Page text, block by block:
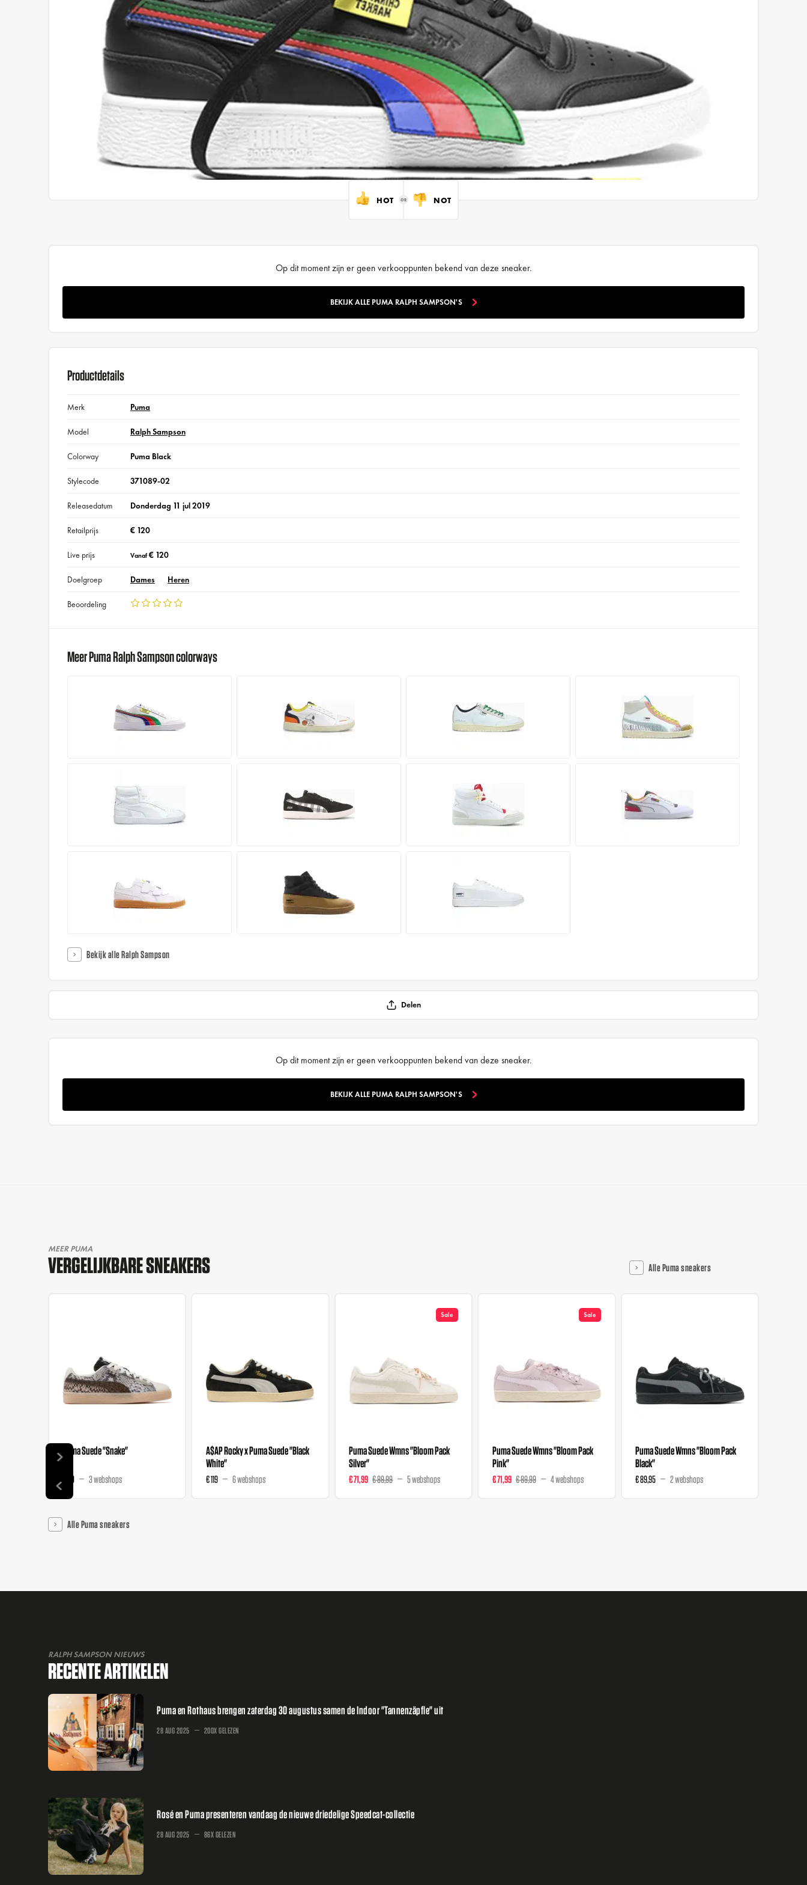
HOT NOT
Op dit moment zijn er geen verkooppunten bekend van deze sneaker.
BEKIJK ALLE PUMA RALPH SAMPSON'S
Productdetails
Merk Puma
Model Ralph Sampson
Colorway Puma Black
Stylecode 371089-02
Releasedatum Donderdag 11 jul 2019
Retailprijs € 120
Live prijs Vanaf€ 120
Doelgroep Dames Heren
Beoordeling
Meer Puma Ralph Sampson colorways
Bekijk alle Ralph Sampson
Delen
Op dit moment zijn er geen verkooppunten bekend van deze sneaker.
BEKIJK ALLE PUMA RALPH SAMPSON'S
MEER PUMA
VERGELIJKBARE SNEAKERS Alle Puma sneakers
Puma Suede "Snake"
€ 99 3 webshops
A$AP Rocky x Puma Suede "Black
White"
€ 119 6 webshops
Sale
Puma Suede Wmns "Bloom Pack
Silver"
€ 71,99 € 89,99 5 webshops
Sale
Puma Suede Wmns "Bloom Pack
Pink"
€ 71,99 € 89,99 4 webshops
Puma Suede Wmns "Bloom Pack
Black"
€ 89,95 2 webshops
Alle Puma sneakers
RALPH SAMPSON NIEUWS
RECENTE ARTIKELEN
Puma en Rothaus brengen zaterdag 30 augustus samen de Indoor "Tannenzäpfle" uit
28 AUG 2025 200X GELEZEN
Rosé en Puma presenteren vandaag de nieuwe driedelige Speedcat-collectie
28 AUG 2025 86X GELEZEN